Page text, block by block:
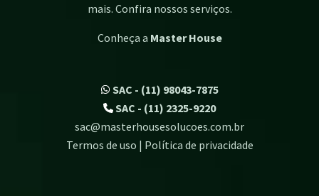
mais. Confira nossos serviços.
Conheça a Master House
SAC - (11) 98043-7875
SAC - (11) 2325-9220
sac@masterhousesolucoes.com.br
Termos de uso | Política de privacidade